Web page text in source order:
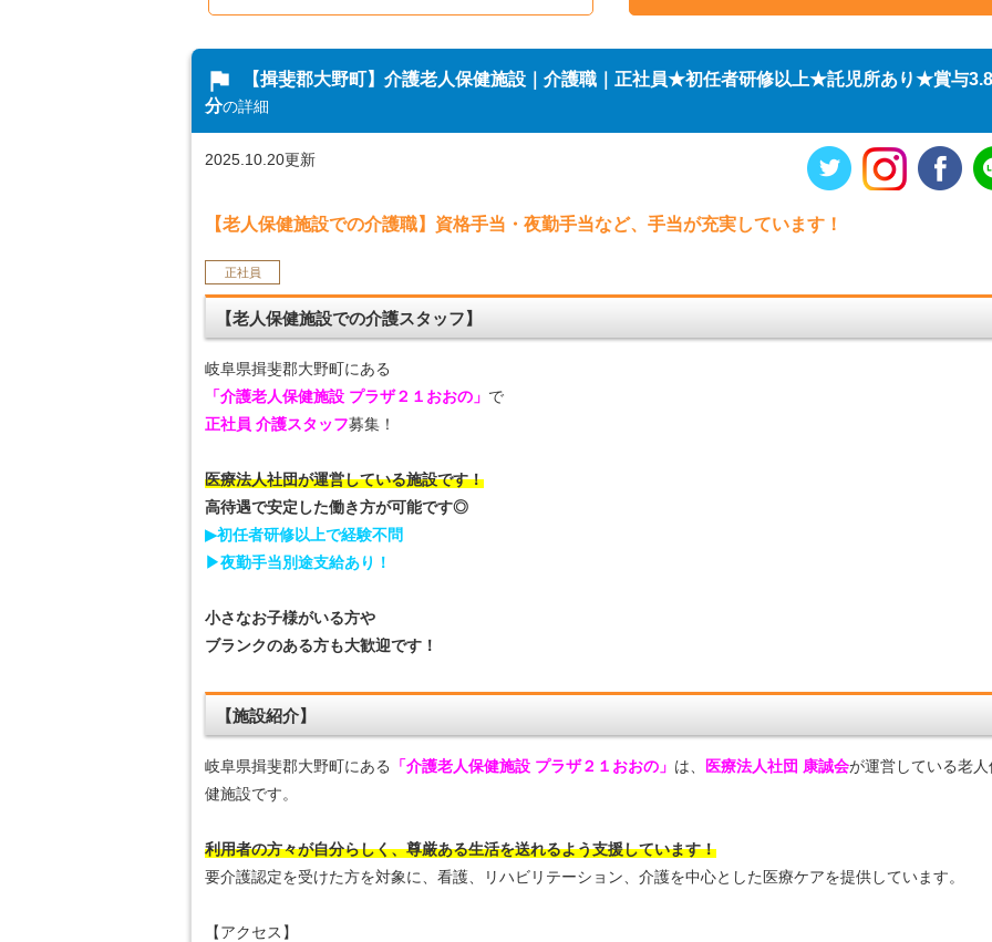
flag
【揖斐郡大野町】介護老人保健施設｜介護職｜正社員★初任者研修以上★託児所あり★賞与
分の詳細
2025.10.20更新
【老人保健施設での介護職】資格手当・夜勤手当など、手当が充実しています！
正社員
【老人保健施設での介護スタッフ】
岐阜県揖斐郡大野町にある
「介護老人保健施設 プラザ２１おおの」 で
正社員 介護スタッフ募集！
医療法人社団が運営している施設です！
高待遇で安定した働き方が可能です◎
▶初任者研修以上で経験不問
▶夜勤手当別途支給あり！
小さなお子様がいる方や
ブランクのある方も大歓迎です！
【施設紹介】
岐阜県揖斐郡大野町にある 「介護老人保健施設 プラザ２１おおの」 は、 医療法人社団 康誠会が運営している老人
健施設です。
利用者の方々が自分らしく、尊厳ある生活を送れるよう支援しています！
要介護認定を受けた方を対象に、看護、リハビリテーション、介護を中心とした医療ケアを提供しています。
【アクセス】